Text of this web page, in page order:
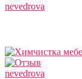
nevedrova
nevedrova